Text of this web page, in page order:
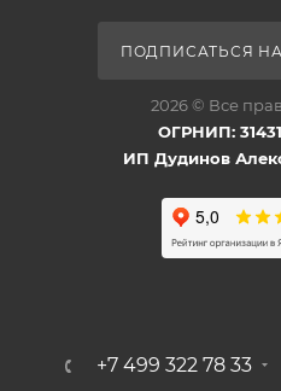
ПОДПИСАТЬСЯ
2026 © Все
ОГРНИП:
ИП Дудинов
+7 499 322 78 33